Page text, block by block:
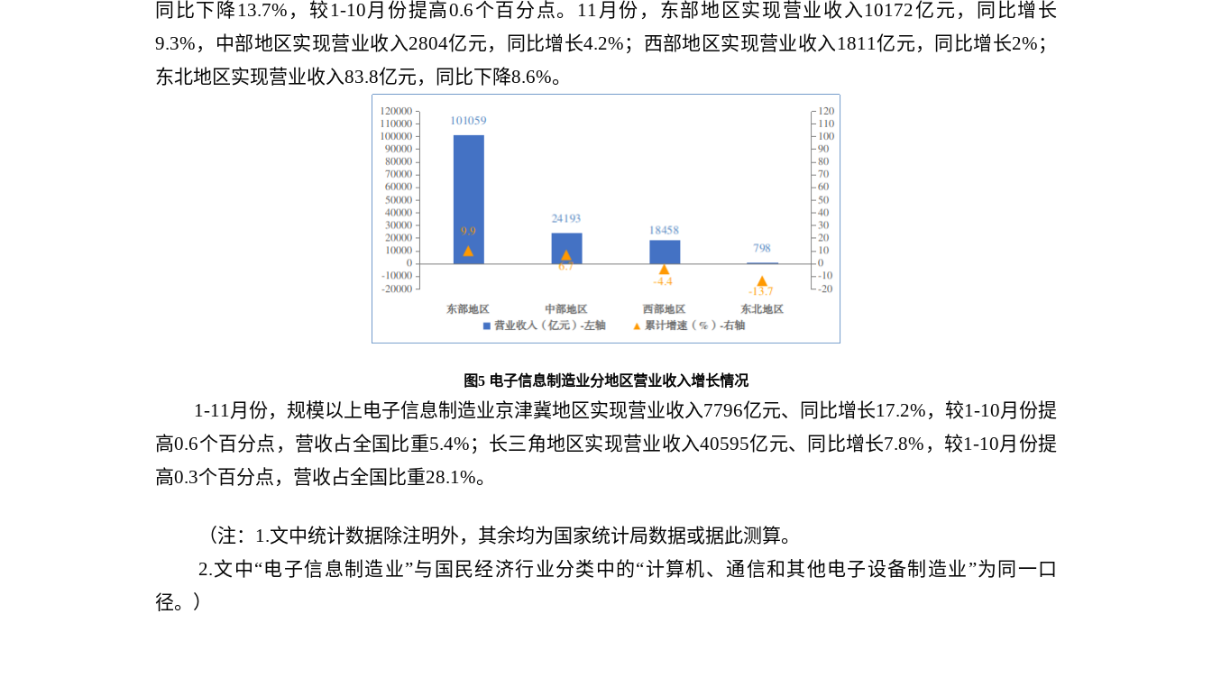
同比下降13.7%，较1-10月份提高0.6个百分点。11月份，东部地区实现营业收入10172亿元，同比增长
9.3%，中部地区实现营业收入2804亿元，同比增长4.2%；西部地区实现营业收入1811亿元，同比增长2%；
东北地区实现营业收入83.8亿元，同比下降8.6%。
图5 电子信息制造业分地区营业收入增长情况
1-11月份，规模以上电子信息制造业京津冀地区实现营业收入7796亿元、同比增长17.2%，较1-10月份提
高0.6个百分点，营收占全国比重5.4%；长三角地区实现营业收入40595亿元、同比增长7.8%，较1-10月份提
高0.3个百分点，营收占全国比重28.1%。
（注：1.文中统计数据除注明外，其余均为国家统计局数据或据此测算。
2.文中“电子信息制造业”与国民经济行业分类中的“计算机、通信和其他电子设备制造业”为同一口
径。）